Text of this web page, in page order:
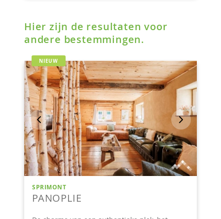
Hier zijn de resultaten voor
andere bestemmingen.